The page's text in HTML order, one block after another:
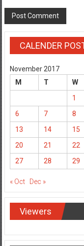
CALENDER
November 2017
M
T W
1
6
7 8
13
14 15
20
21 22
27
28 29
« Oct Dec »
Viewers